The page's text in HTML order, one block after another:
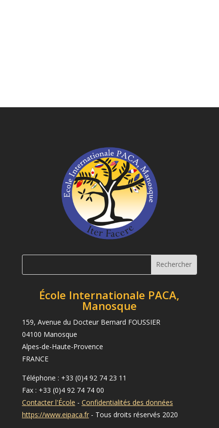
École Internationale PACA,
Manosque
159, Avenue du Docteur Bernard FOUSSIER
04100 Manosque
Alpes-de-Haute-Provence
FRANCE
Téléphone : +33 (0)4 92 74 23 11
Fax : +33 (0)4 92 74 74 00
Contacter l'École - Confidentialités des données
https://www.eipaca.fr- Tous droits réservés 2020